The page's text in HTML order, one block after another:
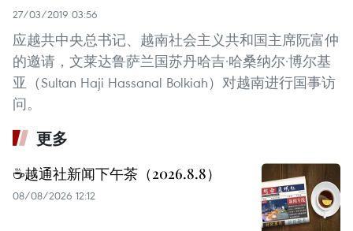
27/03/2019 03:56
应越共中央总书记、越南社会主义共和国主席阮富仲
的邀请，文莱达鲁萨兰国苏丹哈吉·哈桑纳尔·博尔基
亚（Sultan Haji Hassanal Bolkiah）对越南进行国事访
问。
更多
☕️越通社新闻下午茶（2026.8.8）
08/08/2026 12:12